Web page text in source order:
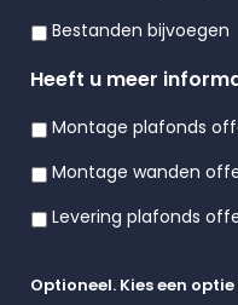
Bestanden bijvoegen
Heeft u meer
Montage plafonds
Montage wanden
Levering plafonds
Optioneel. Kies een